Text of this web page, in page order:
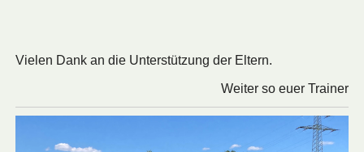
Vielen Dank an die Unterstützung der Eltern.
Weiter so euer Trainer